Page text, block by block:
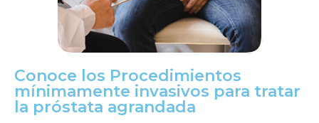
Conoce los Procedimientos
mínimamente invasivos para tratar
la próstata agrandada